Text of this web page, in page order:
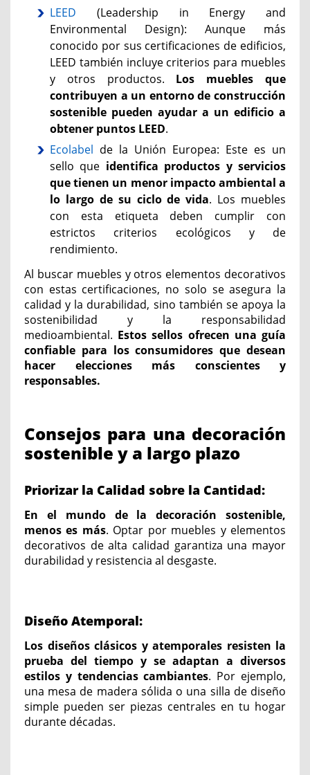
LEED (Leadership in Energy and
Environmental Design): Aunque más
conocido por sus certificaciones de edificios,
LEED también incluye criterios para muebles
y otros productos. Los muebles que
contribuyen a un entorno de construcción
sostenible pueden ayudar a un edificio a
obtener puntos LEED.
Ecolabel de la Unión Europea: Este es un
sello que identifica productos y servicios
que tienen un menor impacto ambiental a
lo largo de su ciclo de vida. Los muebles
con esta etiqueta deben cumplir con
estrictos criterios ecológicos y de
rendimiento.
Al buscar muebles y otros elementos decorativos
con estas certificaciones, no solo se asegura la
calidad y la durabilidad, sino también se apoya la
sostenibilidad y la responsabilidad
medioambiental. Estos sellos ofrecen una guía
confiable para los consumidores que desean
hacer elecciones más conscientes y
responsables.
Consejos para una decoración
sostenible y a largo plazo
Priorizar la Calidad sobre la Cantidad:
En el mundo de la decoración sostenible,
menos es más. Optar por muebles y elementos
decorativos de alta calidad garantiza una mayor
durabilidad y resistencia al desgaste.
Diseño Atemporal:
Los diseños clásicos y atemporales resisten la
prueba del tiempo y se adaptan a diversos
estilos y tendencias cambiantes. Por ejemplo,
una mesa de madera sólida o una silla de diseño
simple pueden ser piezas centrales en tu hogar
durante décadas.